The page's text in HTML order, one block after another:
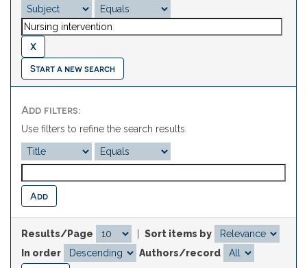
Start a new search
Add filters:
Use filters to refine the search results.
Results/Page
Sort items by
In order
Authors/record